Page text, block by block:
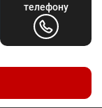
телефону